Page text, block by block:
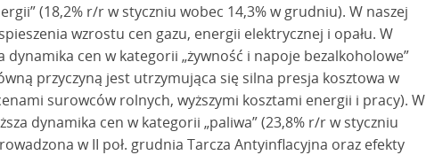
(18,2% r/r w styczniu wobec 14,3% w grudniu). W naszej
wzrostu cen gazu, energii elektrycznej i opału. W
dynamika cen w kategorii „żywność i napoje bezalkoholowe”
przyczyną jest utrzymująca się silna presja kosztowa w
surowców rolnych, wyższymi kosztami energii i pracy). W
dynamika cen w kategorii „paliwa” (23,8% r/r w styczniu
w II poł. grudnia Tarcza Antyinflacyjna oraz efekty